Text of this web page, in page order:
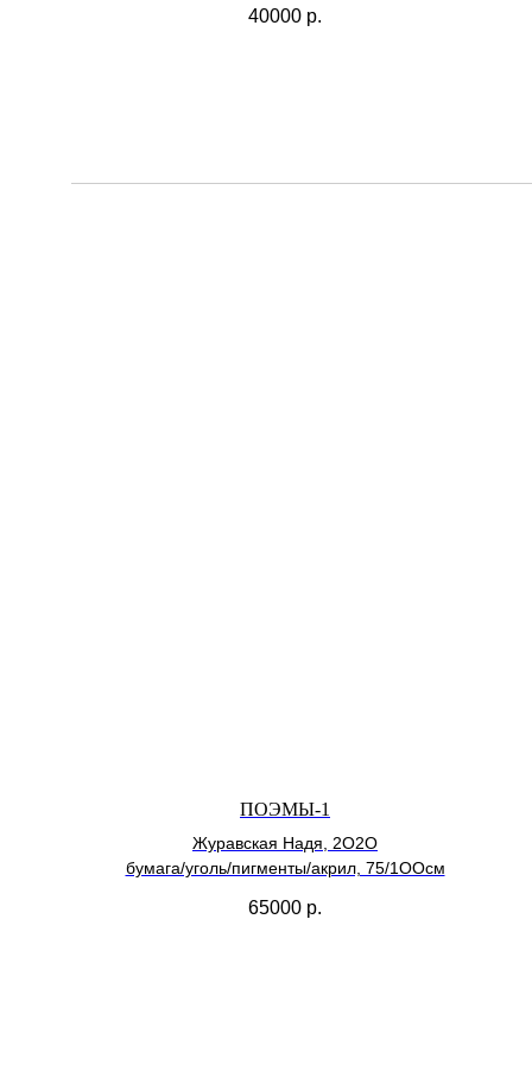
40000 р.
ПОЭМЫ-1
Журавская Надя, 2О2О
бумага/уголь/пигменты/акрил, 75/1ООсм
65000 р.